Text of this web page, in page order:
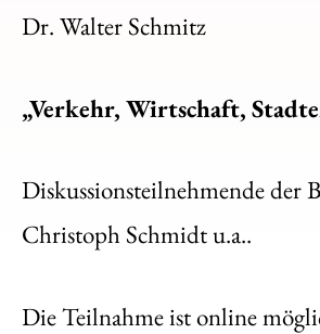
Dr. Walter Schmitz
„Verkehr, Wirtschaft,
Diskussionsteilnehmende der
Christoph Schmidt u.a..
Die Teilnahme ist online